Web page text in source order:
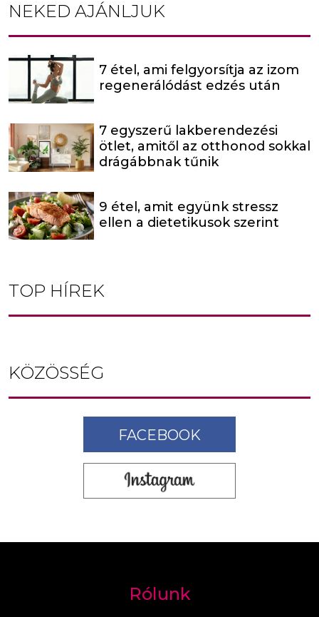
NEKED AJÁNLJUK
7 étel, ami felgyorsítja az izom
regenerálódást edzés után
7 egyszerű lakberendezési
ötlet, amitől az otthonod sokkal
drágábbnak tűnik
9 étel, amit együnk stressz
ellen a dietetikusok szerint
TOP HÍREK
KÖZÖSSÉG
FACEBOOK
Rólunk